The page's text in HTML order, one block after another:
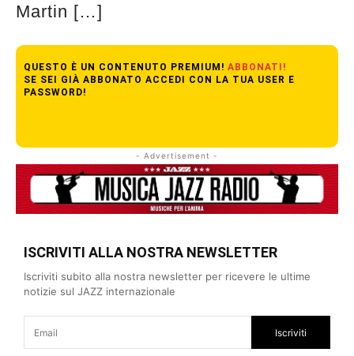
Martin […]
QUESTO È UN CONTENUTO PREMIUM! ABBONATI!
SE SEI GIÀ ABBONATO ACCEDI CON LA TUA USER E
PASSWORD!
- Advertisement -
ISCRIVITI ALLA NOSTRA NEWSLETTER
Iscriviti subito alla nostra newsletter per ricevere le ultime
notizie sul JAZZ internazionale
Iscriviti